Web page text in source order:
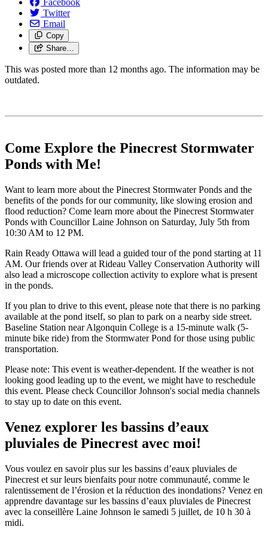
Twitter
Email
Copy
Share…
This was posted more than 12 months ago. The information may be
outdated.
Come Explore the Pinecrest Stormwater
Ponds with Me!
Want to learn more about the Pinecrest Stormwater Ponds and the
benefits of the ponds for our community, like slowing erosion and
flood reduction? Come learn more about the Pinecrest Stormwater
Ponds with Councillor Laine Johnson on Saturday, July 5th from
10:30 AM to 12 PM.
Rain Ready Ottawa will lead a guided tour of the pond starting at 11
AM. Our friends over at Rideau Valley Conservation Authority will
also lead a microscope collection activity to explore what is present
in the ponds.
If you plan to drive to this event, please note that there is no parking
available at the pond itself, so plan to park on a nearby side street.
Baseline Station near Algonquin College is a 15-minute walk (5-
minute bike ride) from the Stormwater Pond for those using public
transportation.
Please note: This event is weather-dependent. If the weather is not
looking good leading up to the event, we might have to reschedule
this event. Please check Councillor Johnson's social media channels
to stay up to date on this event.
Venez explorer les bassins d’eaux
pluviales de Pinecrest avec moi!
Vous voulez en savoir plus sur les bassins d’eaux pluviales de
Pinecrest et sur leurs bienfaits pour notre communauté, comme le
ralentissement de l’érosion et la réduction des inondations? Venez en
apprendre davantage sur les bassins d’eaux pluviales de Pinecrest
avec la conseillère Laine Johnson le samedi 5 juillet, de 10 h 30 à
midi.